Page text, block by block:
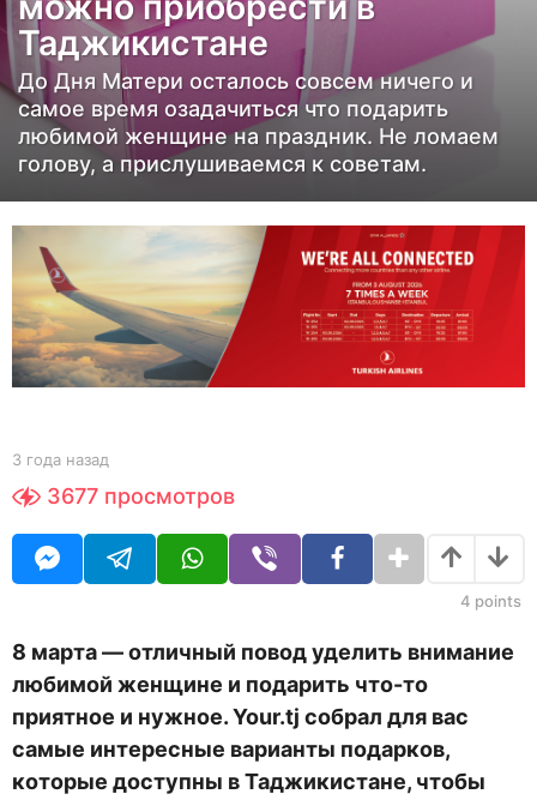
н
а
з
а
д
3
г
о
н
а
з
д
Таджикистане
До Дня Матери осталось совсем ничего и
самое время озадачиться что подарить
любимой женщине на праздник. Не ломаем
голову, а прислушиваемся к советам.
b
e
d
t
3 года назад
о
а
н
3677 просмотров
4 points
8 марта — отличный повод уделить внимание
любимой женщине и подарить что-то
приятное и нужное. Your.tj собрал для вас
самые интересные варианты подарков,
которые доступны в Таджикистане, чтобы